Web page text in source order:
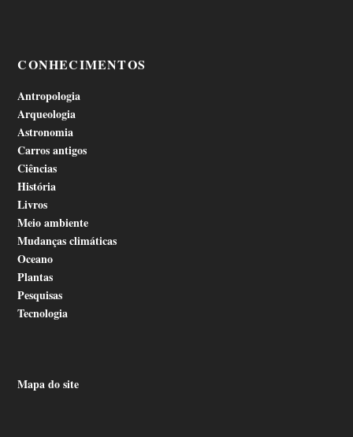
CONHECIMENTOS
Antropologia
Arqueologia
Astronomia
Carros antigos
Ciências
História
Livros
Meio ambiente
Mudanças climáticas
Oceano
Plantas
Pesquisas
Tecnologia
Mapa do site